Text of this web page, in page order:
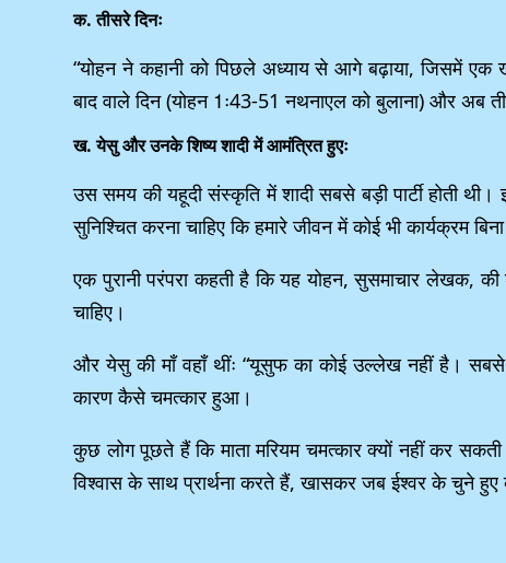
क. तीसरे दिनः
“योहन ने कहानी को पिछले अध्याय से आगे बढ़ाया, जिसमें
बाद वाले दिन (योहन 1ः43-51 नथनाएल को बुलाना) और अब
ख. येसु और उनके शिष्य शादी में आमंत्रित हुएः
उस समय की यहूदी संस्कृति में शादी सबसे बड़ी पार्टी होती
सुनिश्चित करना चाहिए कि हमारे जीवन में कोई भी कार्यक्रम
एक पुरानी परंपरा कहती है कि यह योहन, सुसमाचार लेखक,
चाहिए।
और येसु की माँ वहाँ थींः “यूसुफ का कोई उल्लेख नहीं है।
कारण कैसे चमत्कार हुआ।
कुछ लोग पूछते हैं कि माता मरियम चमत्कार क्यों नहीं कर
विश्वास के साथ प्रार्थना करते हैं, खासकर जब ईश्वर के चुने हुए